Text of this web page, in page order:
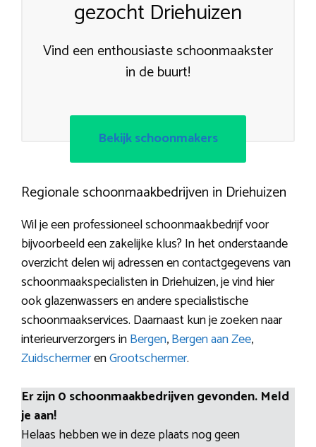
gezocht Driehuizen
Vind een enthousiaste schoonmaakster
in de buurt!
Bekijk schoonmakers
Regionale schoonmaakbedrijven in Driehuizen
Wil je een professioneel schoonmaakbedrijf voor
bijvoorbeeld een zakelijke klus? In het onderstaande
overzicht delen wij adressen en contactgegevens van
schoonmaakspecialisten in Driehuizen, je vind hier
ook glazenwassers en andere specialistische
schoonmaakservices. Daarnaast kun je zoeken naar
interieurverzorgers inBergen,Bergen aan Zee,
ZuidschermerenGrootschermer.
Er zijn 0 schoonmaakbedrijven gevonden. Meld
je aan!
Helaas hebben we in deze plaats nog geen